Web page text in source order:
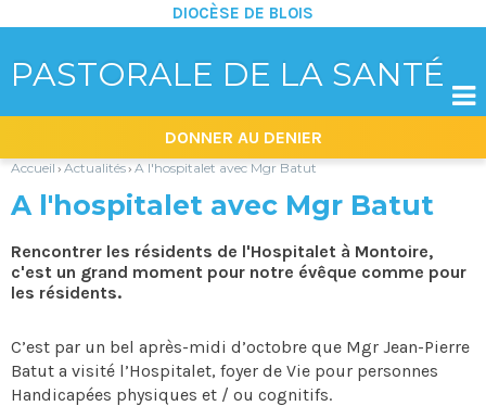
PASTORALE DE LA SANTÉ
DIOCÈSE DE BLOIS
|
Aller
navigation
DONNER AU DENIER

Accueil › Actualités› A l'hospitalet avec Mgr Batut
A l'hospitalet avec Mgr Batut
Rencontrer les résidents de l'Hospitalet à Montoire,
c'est un grand moment pour notre évêque comme pour
les résidents.
C’est par un bel après-midi d’octobre que Mgr Jean-Pierre
Batut a visité l’Hospitalet, foyer de Vie pour personnes
Handicapées physiques et / ou cognitifs.